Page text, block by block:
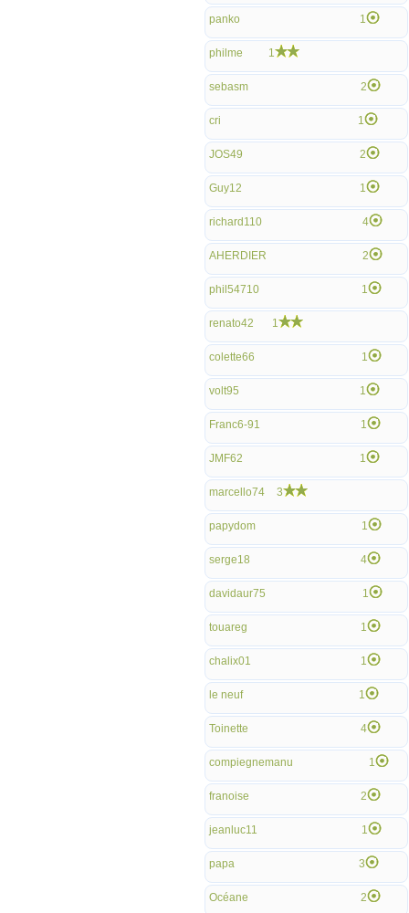
panko 1
philme 1
sebasm 2
cri 1
JOS49 2
Guy12 1
richard110 4
AHERDIER 2
phil54710 1
renato42 1
colette66 1
volt95 1
Franc6-91 1
JMF62 1
marcello74 3
papydom 1
serge18 4
davidaur75 1
touareg 1
chalix01 1
le neuf 1
Toinette 4
compiegnemanu 1
franoise 2
jeanluc11 1
papa 3
Océane 2